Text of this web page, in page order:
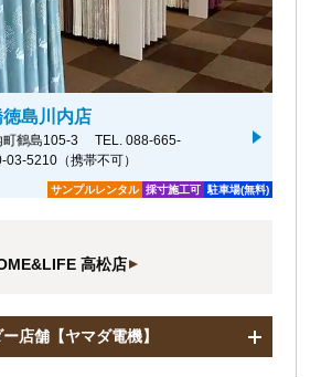
島川内店
鶴島105-3
TEL. 088-665-
5210（携帯不可）
サンプルレンタル 採寸施工可 駐車場(無料)
高松店
店舗【ヤマダ電機】